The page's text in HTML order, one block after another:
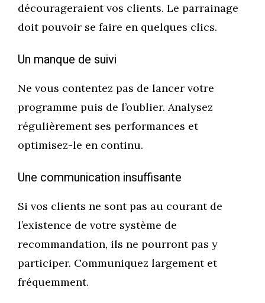
décourageraient vos clients. Le parrainage
doit pouvoir se faire en quelques clics.
Un manque de suivi
Ne vous contentez pas de lancer votre
programme puis de l’oublier. Analysez
régulièrement ses performances et
optimisez-le en continu.
Une communication insuffisante
Si vos clients ne sont pas au courant de
l’existence de votre système de
recommandation, ils ne pourront pas y
participer. Communiquez largement et
fréquemment.